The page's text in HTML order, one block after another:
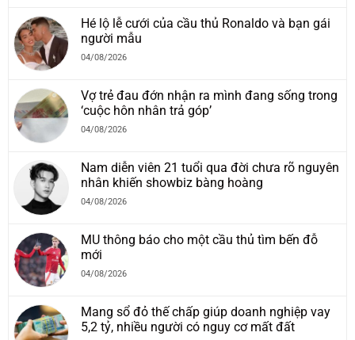
Hé lộ lễ cưới của cầu thủ Ronaldo và bạn gái
người mẫu
04/08/2026
Vợ trẻ đau đớn nhận ra mình đang sống trong
‘cuộc hôn nhân trả góp’
04/08/2026
Nam diễn viên 21 tuổi qua đời chưa rõ nguyên
nhân khiến showbiz bàng hoàng
04/08/2026
MU thông báo cho một cầu thủ tìm bến đỗ
mới
04/08/2026
Mang sổ đỏ thế chấp giúp doanh nghiệp vay
5,2 tỷ, nhiều người có nguy cơ mất đất